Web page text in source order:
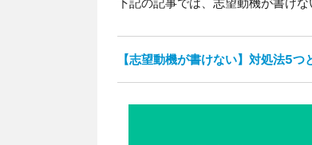
【志望動機が書けない】対処法5